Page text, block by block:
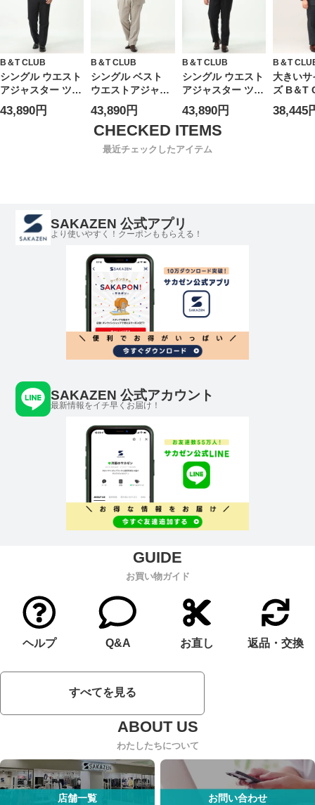
ビーアンドティー
クラブ 大きいサイ
ズ メンズ
KB体 KBE体 2KE
体 B＆T CLUB ビ
ーアンドティーク
ラブ 大きいサイズ
メンズ
4L 5L 6L 7L 8L
KB体 KBE体 2KE
体 B＆T CLUB ビ
ーアンドティーク
ラブ 大きいサイズ
メンズ
KB体
体 B＆T
ーアン
ラブ 大
メンズ
B＆T CLUB
シングル ウエスト
アジャスター ツー
パンツ スーツ 股
ズレ防止 大シック
メンズ
43,890円
B＆T CLUB
シングル ベスト
ウエストアジャス
ター ツーパンツ
スーツ 股ズレ防止
大シック ノータッ
ク アジャスター片
側±3cm 両側合計
クラブ 大きいサイ
ズ メンズ
43,890円
B＆T CLUB
シングル ウエスト
アジャスター ツー
パンツ スーツ 股
ズレ防止 大シック
ノータック アジャ
スター片側±3cm
両側合計±6cm 調
メンズ
43,890円
B＆T
大きい
ズ B＆T
エスト
ー シン
38,445
最近チェックしたアイテム
SAKAZEN 公式アプリ
より使いやすく！クーポンももらえる！
SAKAZEN 公式アカウント
最新情報をイチ早くお届け！
お買い物ガイド
ヘルプ Q&A お直し 返品・交換
すべてを見る
わたしたちについて
店舗一覧 お問い合わせ